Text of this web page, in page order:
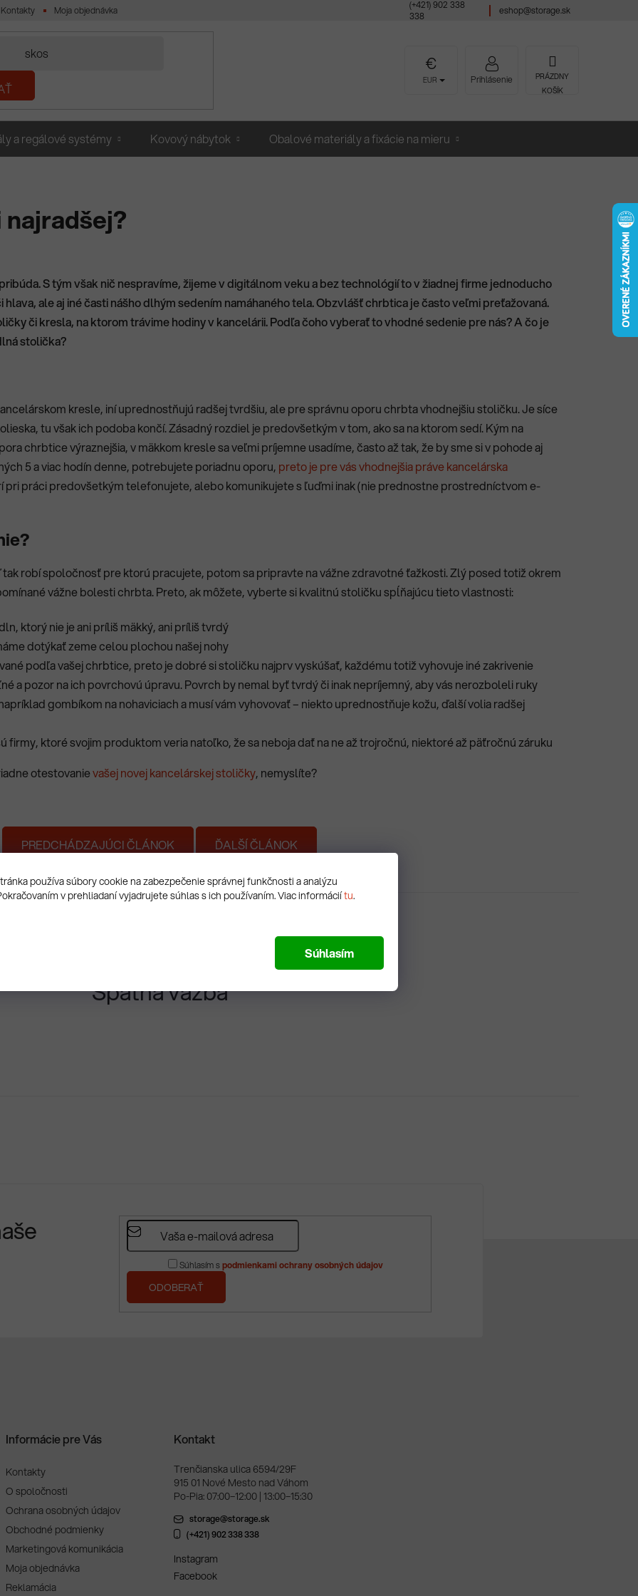
používa súbory cookie na zabezpečenie správnej funkčnosti a analýzu
v prehliadaní vyjadrujete súhlas s ich používaním. Viac informáciítu.
Súhlasím
Kontakty Moja objednávka
(+421) 902 338
338
eshop@storage.sk
EUR Prihlásenie NÁKUPNÝ
KOŠÍK
PRÁZDNY
KOŠÍK
a regálové systémy Kovový nábytok Obalové materiály a fixácie na mieru
S tým však nič nespravíme, žijeme v digitálnom veku a bez technológií to v žiadnej firme jednoducho
ale aj iné časti nášho dlhým sedením namáhaného tela. Obzvlášť chrbtica je často veľmi preťažovaná.
či kresla, na ktorom trávime hodiny v kancelárii. Podľa čoho vyberať to vhodné sedenie pre nás? A čo je
stolička?
kresle, iní uprednostňujú radšej tvrdšiu, ale pre správnu oporu chrbta vhodnejšiu stoličku. Je síce
tu však ich podoba končí.Zásadný rozdiel je predovšetkým v tom, ako sa na ktorom sedí.Kým na
chrbtice výraznejšia, v mäkkom kresle sa veľmi príjemne usadíme, často až tak, že by sme si v pohode aj
5 a viac hodín denne, potrebujete poriadnu oporu, preto je pre vás vhodnejšia práve kancelárska
pri práci predovšetkým telefonujete, alebo komunikujete s ľuďmi inak (nie prednostne prostredníctvom e-
robí spoločnosť pre ktorú pracujete, potom sa pripravte na vážne zdravotné ťažkosti. Zlý posed totiž okrem
vážne bolesti chrbta. Preto, ak môžete, vyberte si kvalitnú stoličku spĺňajúcu tieto vlastnosti:
ktorý nie je ani príliš mäkký, ani príliš tvrdý
dotýkať zeme celou plochou našej nohy
podľa vašej chrbtice, preto je dobré si stoličku najprv vyskúšať, každému totiž vyhovuje iné zakrivenie
a pozor na ich povrchovú úpravu. Povrch by nemal byť tvrdý či inak nepríjemný, aby vás nerozboleli ruky
gombíkom na nohaviciach a musí vám vyhovovať – niekto uprednostňuje kožu, ďalší volia radšej
firmy, ktoré svojim produktom veria natoľko, že sa neboja dať na ne až trojročnú, niektoré až päťročnú záruku
otestovanievašej novej kancelárskej stoličky, nemyslíte?
PREDCHÁDZAJÚCI ČLÁNOK ĎALŠÍ ČLÁNOK
Spätná väzba
Súhlasím spodmienkami ochrany osobných údajov
PRIHLÁSIŤ
Informácie pre Vás
Kontakty
O spoločnosti
Ochrana osobných údajov
Obchodné podmienky
Marketingová komunikácia
Moja objednávka
Reklamácia
Kontakt
Trenčianska ulica 6594/29F
915 01 Nové Mesto nad Váhom
Po-Pia: 07:00–12:00 | 13:00–15:30
storage@storage.sk
(+421) 902 338 338
Instagram
Facebook